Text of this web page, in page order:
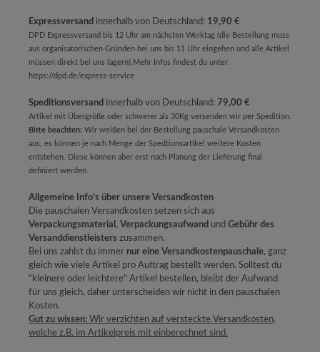
Expressversand innerhalb von Deutschland: 19,90 €
DPD Expressversand bis 12 Uhr am nächsten Werktag (die Bestellung muss
aus organisatorischen Gründen bei uns bis 11 Uhr eingehen und alle Artikel
müssen direkt bei uns lagern).Mehr Infos findest du unter:
https://dpd.de/express-service
Speditionsversand innerhalb von Deutschland: 79,00 €
Artikel mit Übergröße oder schwerer als 30Kg versenden wir per Spedition.
Bitte beachten: Wir weißen bei der Bestellung pauschale Versandkosten
aus, es können je nach Menge der Spedtionsartikel weitere Kosten
entstehen. Diese können aber erst nach Planung der Lieferung final
definiert werden
Allgemeine Info's über unsere Versandkosten
Die pauschalen Versandkosten setzen sich aus
Verpackungsmaterial, Verpackungsaufwand und Gebühr des
Versanddienstleisters zusammen.
Bei uns zahlst du immer nur eine Versandkostenpauschale, ganz
gleich wie viele Artikel pro Auftrag bestellt werden. Solltest du
"kleinere oder leichtere" Artikel bestellen, bleibt der Aufwand
für uns gleich, daher unterscheiden wir nicht in den pauschalen
Kosten.
Gut zu wissen: Wir verzichten auf versteckte Versandkosten,
welche z.B. im Artikelpreis mit einberechnet sind.